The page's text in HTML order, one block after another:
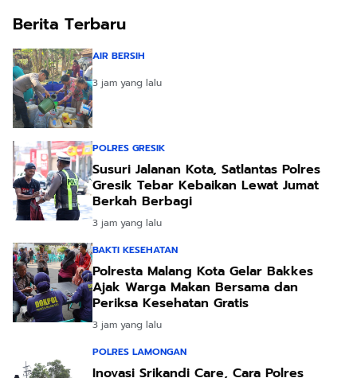
Berita Terbaru
AIR BERSIH
3 jam yang lalu
POLRES GRESIK
Susuri Jalanan Kota, Satlantas Polres
Gresik Tebar Kebaikan Lewat Jumat
Berkah Berbagi
3 jam yang lalu
BAKTI KESEHATAN
Polresta Malang Kota Gelar Bakkes
Ajak Warga Makan Bersama dan
Periksa Kesehatan Gratis
3 jam yang lalu
POLRES LAMONGAN
Inovasi Srikandi Care, Cara Polres